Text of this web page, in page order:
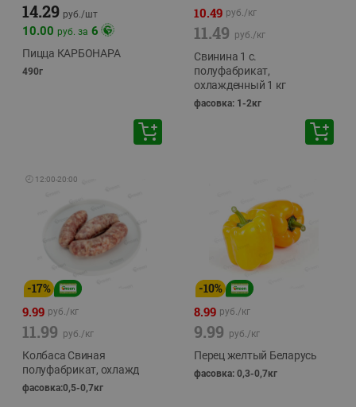
14.29 руб./шт
10.00 руб. за 6
Пицца КАРБОНАРА
490г
10.49 руб./кг
11.49 руб./кг
Свинина 1 с.
полуфабрикат,
охлажденный 1 кг
фасовка: 1-2кг
🕘 12:00-20:00
-17%
9.99 руб./кг
11.99 руб./кг
Колбаса Свиная
полуфабрикат, охлажд
фасовка:0,5-0,7кг
-10%
8.99 руб./кг
9.99 руб./кг
Перец желтый Беларусь
фасовка: 0,3-0,7кг